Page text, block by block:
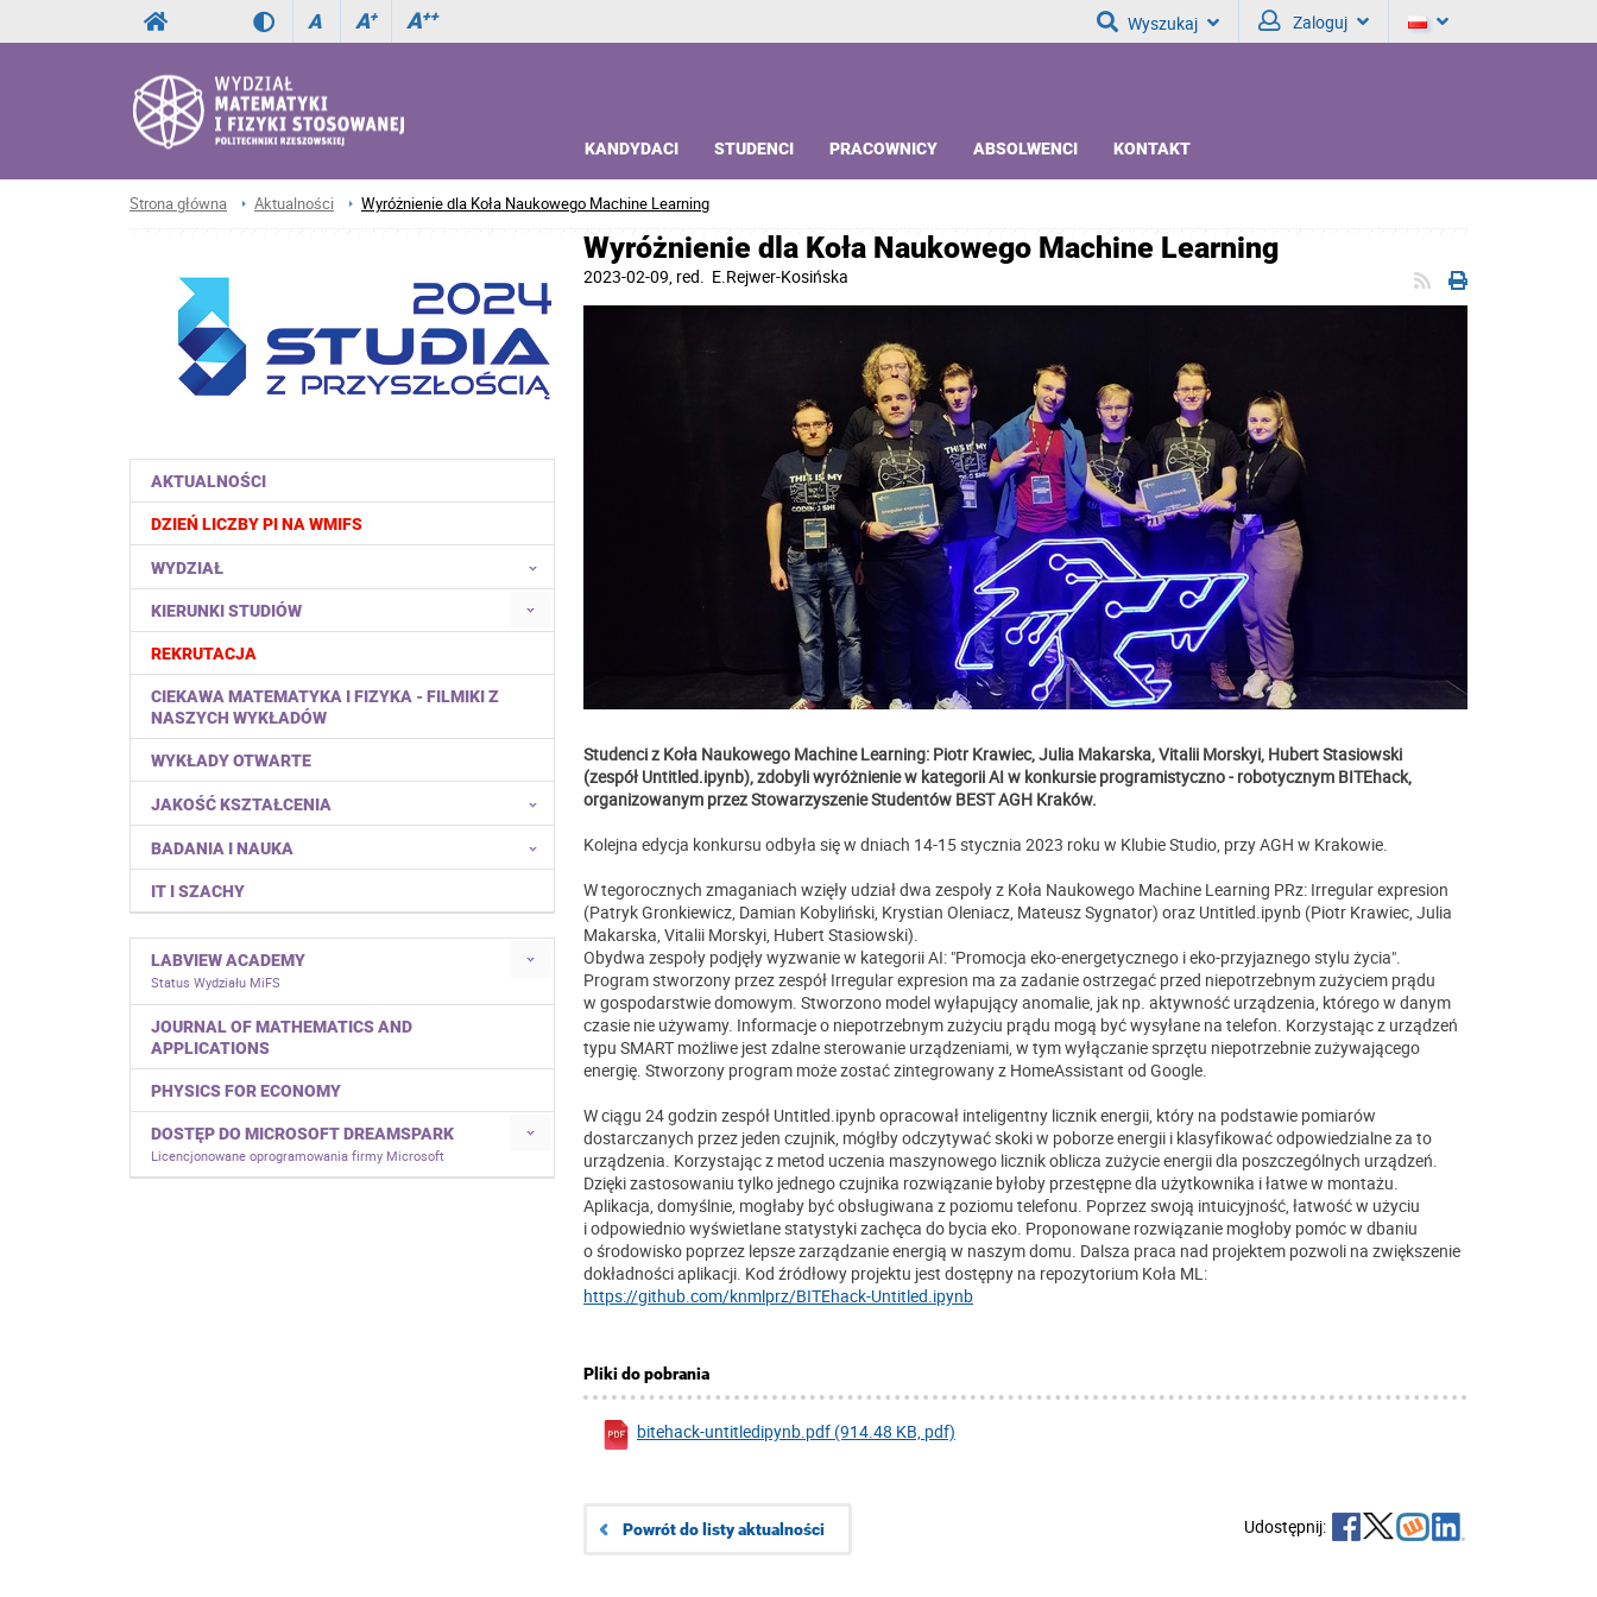
A A+ A++ Wyszukaj Zaloguj
KANDYDACI STUDENCI PRACOWNICY ABSOLWENCI KONTAKT
Strona główna Aktualności Wyróżnienie dla Koła Naukowego Machine Learning
AKTUALNOŚCI
DZIEŃ LICZBY PI NA WMIFS
WYDZIAŁ
KIERUNKI STUDIÓW
REKRUTACJA
CIEKAWA MATEMATYKA I FIZYKA - FILMIKI Z
NASZYCH WYKŁADÓW
WYKŁADY OTWARTE
JAKOŚĆ KSZTAŁCENIA
BADANIA I NAUKA
IT I SZACHY
LABVIEW ACADEMY
Status Wydziału MiFS
JOURNAL OF MATHEMATICS AND
APPLICATIONS
PHYSICS FOR ECONOMY
DOSTĘP DO MICROSOFT DREAMSPARK
Licencjonowane oprogramowania firmy Microsoft
Wyróżnienie dla Koła Naukowego Machine Learning
2023-02-09, red. E.Rejwer-Kosińska
Studenci z Koła Naukowego Machine Learning: Piotr Krawiec, Julia Makarska, Vitalii Morskyi, Hubert Stasiowski
(zespół Untitled.ipynb), zdobyli wyróżnienie w kategorii AI w konkursie programistyczno - robotycznym BITEhack,
organizowanym przez Stowarzyszenie Studentów BEST AGH Kraków.
Kolejna edycja konkursu odbyła się w dniach 14-15 stycznia 2023 roku w Klubie Studio, przy AGH w Krakowie.
W tegorocznych zmaganiach wzięły udział dwa zespoły z Koła Naukowego Machine Learning PRz: Irregular expresion
(Patryk Gronkiewicz, Damian Kobyliński, Krystian Oleniacz, Mateusz Sygnator) oraz Untitled.ipynb (Piotr Krawiec, Julia
Makarska, Vitalii Morskyi, Hubert Stasiowski).
Obydwa zespoły podjęły wyzwanie w kategorii AI: "Promocja eko-energetycznego i eko-przyjaznego stylu życia".
Program stworzony przez zespół Irregular expresion ma za zadanie ostrzegać przed niepotrzebnym zużyciem prądu
w gospodarstwie domowym. Stworzono model wyłapujący anomalie, jak np. aktywność urządzenia, którego w danym
czasie nie używamy. Informacje o niepotrzebnym zużyciu prądu mogą być wysyłane na telefon. Korzystając z urządzeń
typu SMART możliwe jest zdalne sterowanie urządzeniami, w tym wyłączanie sprzętu niepotrzebnie zużywającego
energię. Stworzony program może zostać zintegrowany z HomeAssistant od Google.
W ciągu 24 godzin zespół Untitled.ipynb opracował inteligentny licznik energii, który na podstawie pomiarów
dostarczanych przez jeden czujnik, mógłby odczytywać skoki w poborze energii i klasyfikować odpowiedzialne za to
urządzenia. Korzystając z metod uczenia maszynowego licznik oblicza zużycie energii dla poszczególnych urządzeń.
Dzięki zastosowaniu tylko jednego czujnika rozwiązanie byłoby przestępne dla użytkownika i łatwe w montażu.
Aplikacja, domyślnie, mogłaby być obsługiwana z poziomu telefonu. Poprzez swoją intuicyjność, łatwość w użyciu
i odpowiednio wyświetlane statystyki zachęca do bycia eko. Proponowane rozwiązanie mogłoby pomóc w dbaniu
o środowisko poprzez lepsze zarządzanie energią w naszym domu. Dalsza praca nad projektem pozwoli na zwiększenie
dokładności aplikacji. Kod źródłowy projektu jest dostępny na repozytorium Koła ML:
https://github.com/knmlprz/BITEhack-Untitled.ipynb
Pliki do pobrania
bitehack-untitledipynb.pdf (914.48 KB, pdf)
Udostępnij:
Powrót do listy aktualności